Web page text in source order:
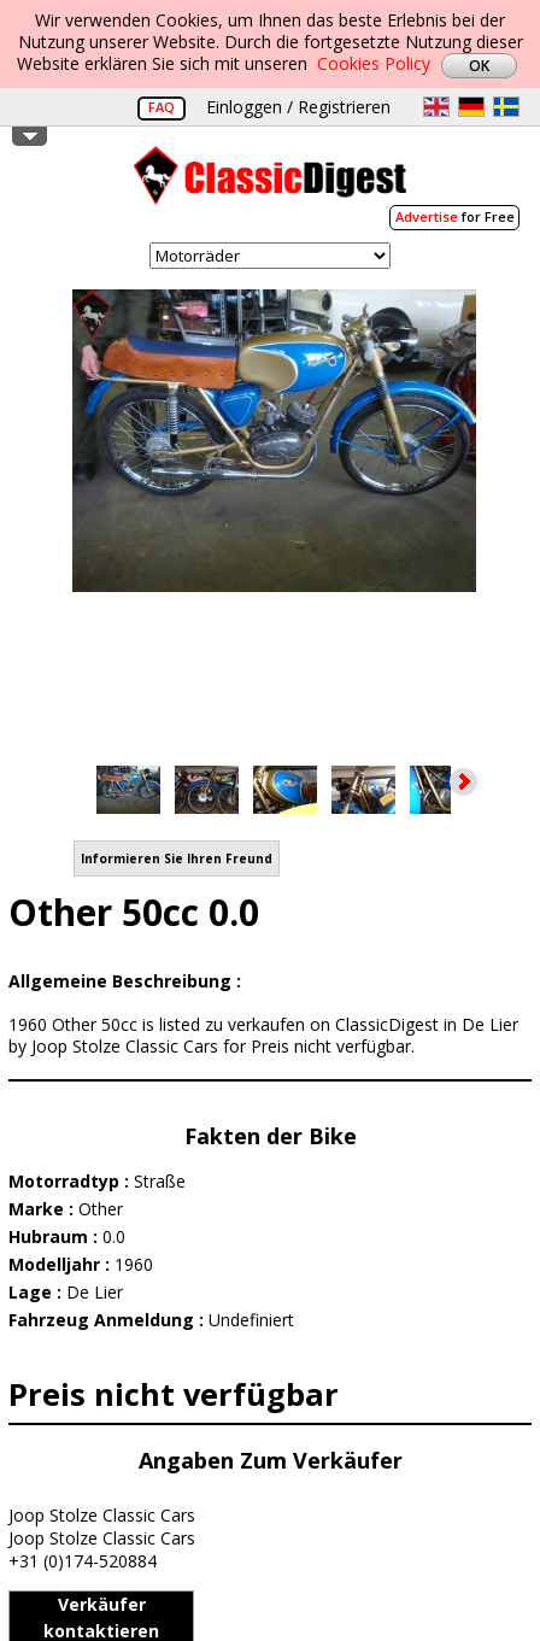
Wir verwenden Cookies, um Ihnen das beste Erlebnis bei der
Nutzung unserer Website. Durch die fortgesetzte Nutzung dieser
Website erklären Sie sich mit unseren Cookies Policy
FAQ Einloggen / Registrieren
Advertisefor Free
Informieren Sie Ihren Freund
Other 50cc 0.0
Allgemeine Beschreibung :
1960 Other 50cc is listed zu verkaufen on ClassicDigest in De Lier
by Joop Stolze Classic Cars for Preis nicht verfügbar.
Fakten der Bike
Motorradtyp : Straße
Marke : Other
Hubraum : 0.0
Modelljahr : 1960
Lage : De Lier
Fahrzeug Anmeldung : Undefiniert
Preis nicht verfügbar
Angaben Zum Verkäufer
Joop Stolze Classic Cars
Joop Stolze Classic Cars
+31 (0)174-520884
Verkäufer
kontaktieren